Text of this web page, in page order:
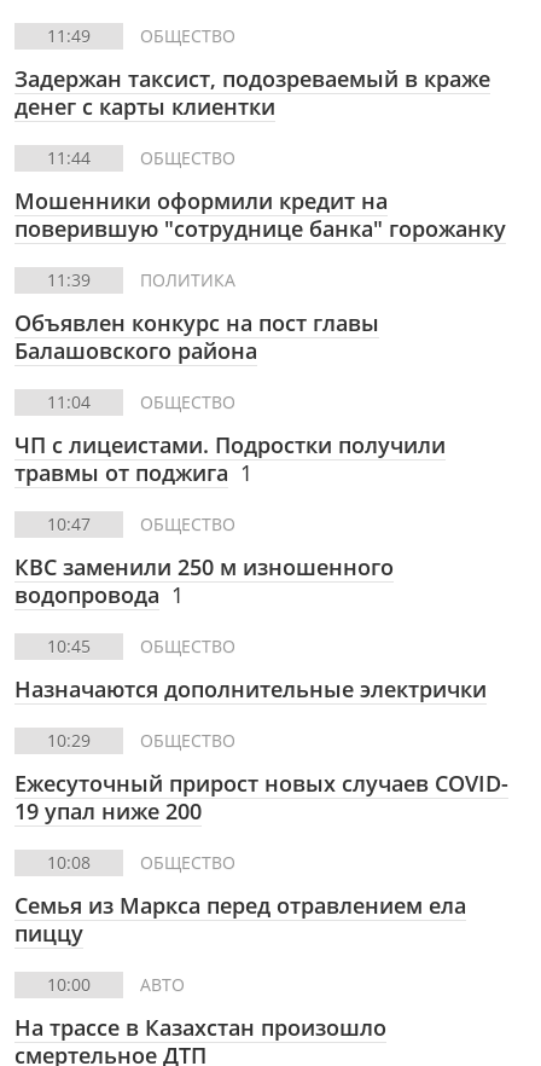
11:49 ОБЩЕСТВО
Задержан таксист, подозреваемый в краже
денег с карты клиентки
11:44 ОБЩЕСТВО
Мошенники оформили кредит на
поверившую "сотруднице банка" горожанку
11:39 ПОЛИТИКА
Объявлен конкурс на пост главы
Балашовского района
11:04 ОБЩЕСТВО
ЧП с лицеистами. Подростки получили
травмы от поджига 1
10:47 ОБЩЕСТВО
КВС заменили 250 м изношенного
водопровода 1
10:45 ОБЩЕСТВО
Назначаются дополнительные электрички
10:29 ОБЩЕСТВО
Ежесуточный прирост новых случаев COVID-
19 упал ниже 200
10:08 ОБЩЕСТВО
Семья из Маркса перед отравлением ела
пиццу
10:00 АВТО
На трассе в Казахстан произошло
смертельное ДТП